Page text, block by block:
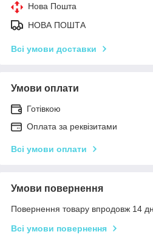
Нова Пошта
НОВА ПОШТА
Всі умови доставки
Умови оплати
Готівкою
Оплата за реквізитами
Всі умови оплати
Умови повернення
Повернення товару впродовж 14
Всі умови повернення